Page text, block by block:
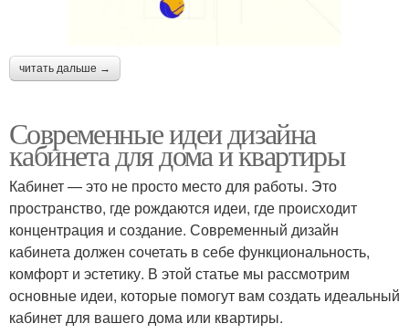
читать дальше →
Современные идеи дизайна
кабинета для дома и квартиры
Кабинет — это не просто место для работы. Это
пространство, где рождаются идеи, где происходит
концентрация и создание. Современный дизайн
кабинета должен сочетать в себе функциональность,
комфорт и эстетику. В этой статье мы рассмотрим
основные идеи, которые помогут вам создать идеальный
кабинет для вашего дома или квартиры.